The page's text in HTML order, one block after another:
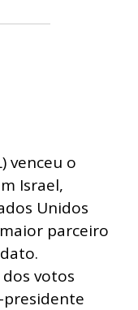
venceu o
Israel,
Unidos
parceiro
votos